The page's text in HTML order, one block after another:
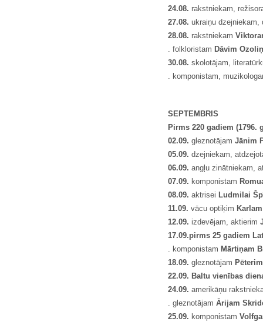
24.08. rakstniekam,
27.08. ukraiņu dzejniekam,
28.08. rakstniekam
. folkloristam Dāvim Ozoliņ
30.08. skolotājam,
. komponistam,
SEPTEMBRIS
Pirms 220 gadiem
02.09. gleznotājam Jānim
05.09. dzejniekam,
06.09. angļu zinātniekam,
07.09. komponistam
08.09. aktrisei Ludmilai Šp
11.09. vācu optiķim
12.09. izdevējam, aktierim
17.09.pirms 25 gadiem
. komponistam Mārtiņam
18.09. gleznotājam Pē
22.09. Baltu vienības
24.09. amerikāņu
. gleznotājam Ārijam
25.09. komponistam